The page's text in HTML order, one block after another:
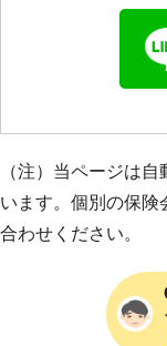
（注）当ページは
います。個別の保険
合わせください。